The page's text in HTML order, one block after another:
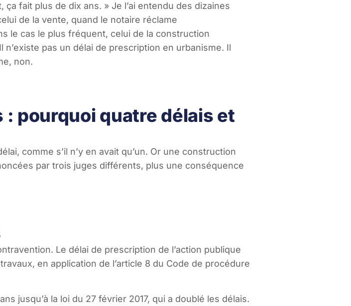
ça fait plus de dix ans. » Je l’ai entendu des dizaines
de la vente, quand le notaire réclame
le cas le plus fréquent, celui de la construction
pas un délai de prescription en urbanisme. Il
non.
pourquoi quatre délais et
comme s’il n’y en avait qu’un. Or une construction
par trois juges différents, plus une conséquence
Le délai de prescription de l’action publique
en application de l’article 8 du Code de procédure
jusqu’à la loi du 27 février 2017, qui a doublé les délais.